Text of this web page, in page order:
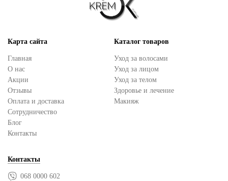
Карта сайта
Главная
О нас
Акции
Отзывы
Оплата и доставка
Сотрудничество
Блог
Контакты
Каталог товаров
Уход за волосами
Уход за лицом
Уход за телом
Здоровье и лечение
Макияж
Контакты
068 0000 602